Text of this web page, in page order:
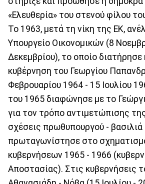
«Ελευθερία» του στενού φίλου
Το 1963, μετά τη νίκη της ΕΚ,
Υπουργείο Οικονομικών (8
Δεκεμβρίου), το οποίο διατήρησε
κυβέρνηση του Γεωργίου
Φεβρουαρίου 1964 - 15 Ιουλίου
του 1965 διαφώνησε με το
για τον τρόπο αντιμετώπισης
σχέσεις πρωθυπουργού - βασιλιά
πρωταγωνίστησε στο
κυβερνήσεων 1965 - 1966
Αποστασίας). Στις κυβερνήσεις